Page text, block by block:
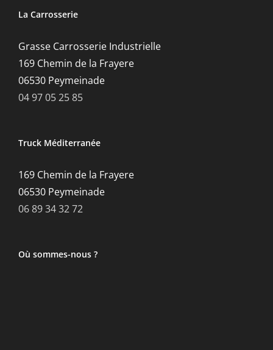
La Carrosserie
Grasse Carrosserie Industrielle
169 Chemin de la Frayere
06530 Peymeinade
04 97 05 25 85
Truck Méditerranée
169 Chemin de la Frayere
06530 Peymeinade
06 89 34 32 72
Où sommes-nous ?